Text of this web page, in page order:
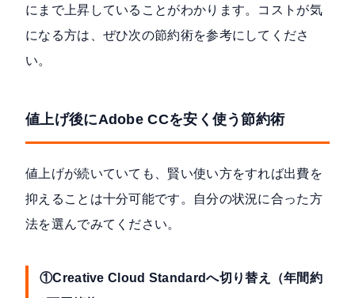
にまで上昇していることがわかります。コストが気
になる方は、ぜひ次の節約術を参考にしてくださ
い。
値上げ後にAdobe CCを安く使う節約術
値上げが続いていても、賢い使い方をすれば出費を
抑えることは十分可能です。自分の状況に合った方
法を選んでみてください。
①Creative Cloud Standardへ切り替え（年間約